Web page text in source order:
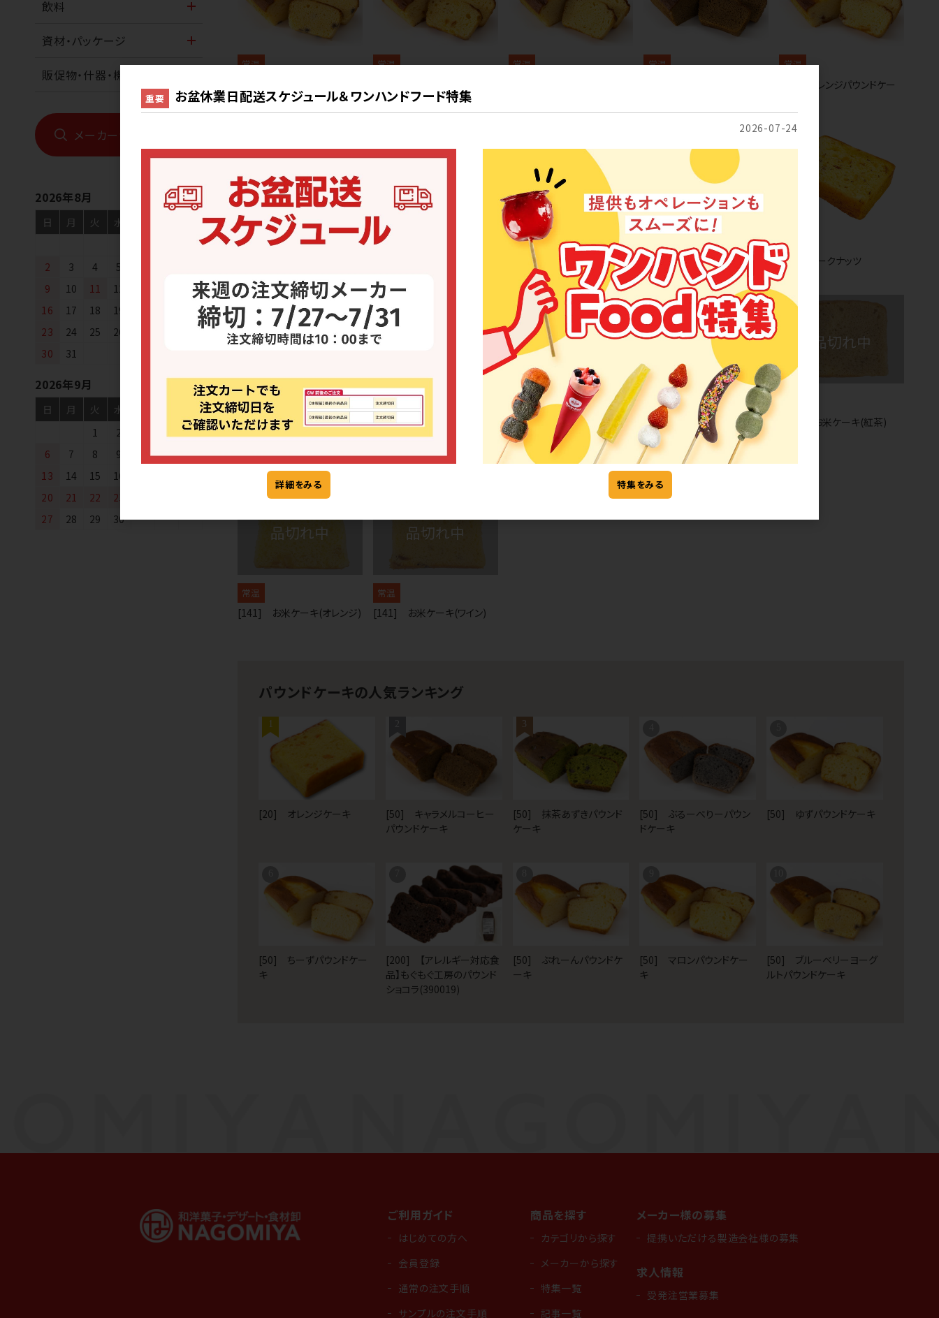
常温
トパウンドケーキ
常温
パウンドケーキ
常温 常温 常温
[50] オレンジパウンドケー
常温 常温 常温
[50] ミルクパウンドケーキ [63] ケークショコラ
冷凍
[63] ケークナッツ
冷凍
[63] ケークフリュイ
冷凍
[63] ケーク抹茶
冷凍
[200] 【アレルギー対応食
品】もぐもぐ工房のパウンドシ
ョコラ(390019)
常温
[141] お米ケーキ(抹茶) [141] お米ケーキ(紅茶)
常温
[141] お米ケーキ(オレンジ)
常温
[141] お米ケーキ(ワイン)
パウンドケーキの人気ランキング
1
[20] オレンジケーキ
[50] キャラメルコーヒー
パウンドケーキ
3
[50] 抹茶あずきパウンド
ケーキ
[50] ぶるーべりーパウン
ドケーキ
[50] ゆずパウンドケーキ
[50] ちーずパウンドケー
キ
[200] 【アレルギー対応食
品】もぐもぐ工房のパウンド
ショコラ(390019)
[50] ぷれーんパウンドケ
ーキ
[50] マロンパウンドケー
キ
[50] ブルーベリーヨーグ
ルトパウンドケーキ
飲料
資材・パッケージ
販促物・什器・機械
メーカーから探す
2026年8月
日 月 火 水
2
3 4 5
9
10 11 12
15
16
17 18 19
23
24 25 26
30
31
2026年9月
日 月 火 水
1
2
5
6
7 8 9 11
12
13
14 15 16
20
21 22 23
27
28 29 30
ご利用ガイド
はじめての方へ
会員登録
通常の注文手順
サンプルの注文手順
商品を探す
カテゴリから探す
メーカーから探す
特集一覧
記事一覧
メーカー様の募集
提携いただける製造会社様の募集
求人情報
受発注営業募集
重要 お盆休業日配送スケジュール＆ワンハンドフード特集
2026-07-24
詳細をみる 特集をみる